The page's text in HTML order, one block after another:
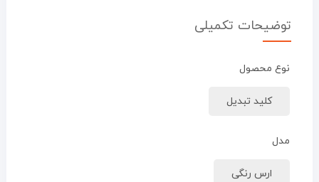
توضیحات تکمیلی
نوع محصول
کلید تبدیل
مدل
ارس رنگی